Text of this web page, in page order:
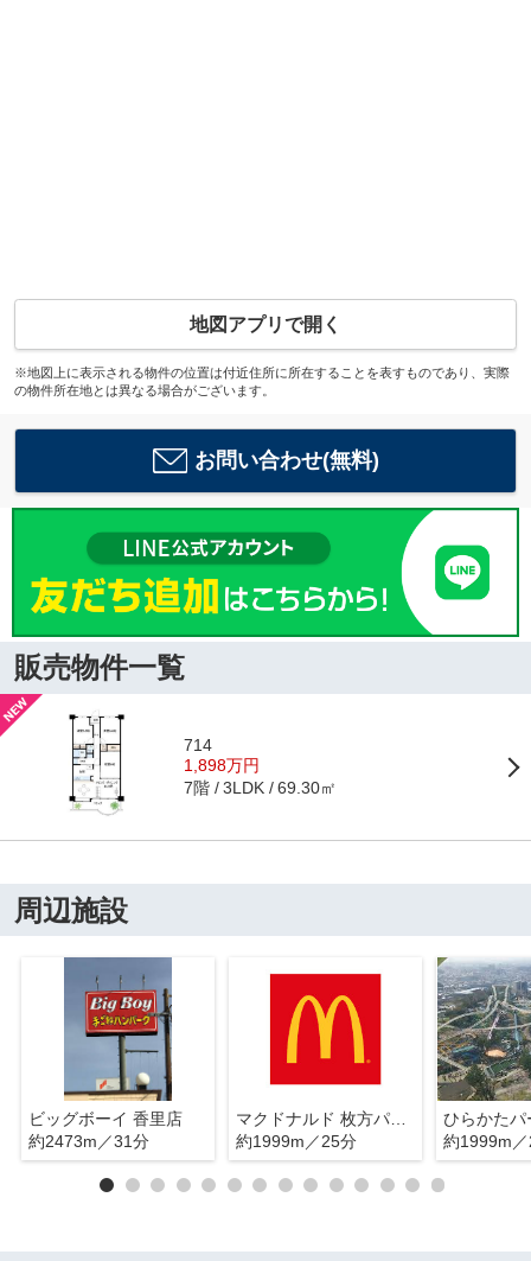
地図アプリで開く
※地図上に表示される物件の位置は付近住所に所在することを表すものであり、実際
の物件所在地とは異なる場合がございます。
お問い合わせ(無料)
販売物件一覧
714
1,898万円
7階 3LDK 69.30㎡
周辺施設
ビッグボーイ 香里店
約2473m／31分
マクドナルド 枚方パーク店
約1999m／25分
ひらかたパ
約1999m